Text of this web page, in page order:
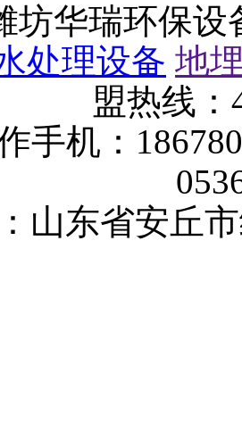
坊华瑞环保
处理设备 地
盟热线
手机：
山东省安丘